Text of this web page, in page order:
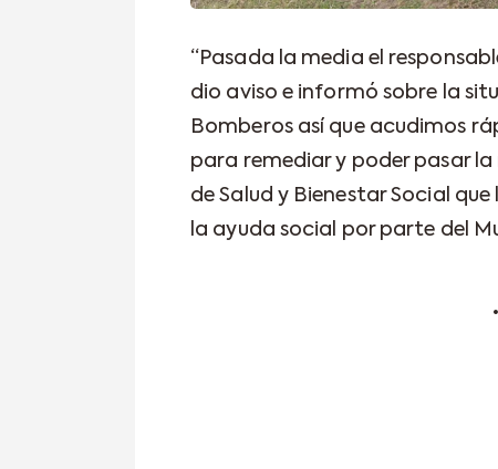
“Pasada la media el
dio aviso e informó sobre la
Bomberos así que acudimos
para remediar y poder pasar
de Salud y Bienestar Social
la ayuda social por parte del